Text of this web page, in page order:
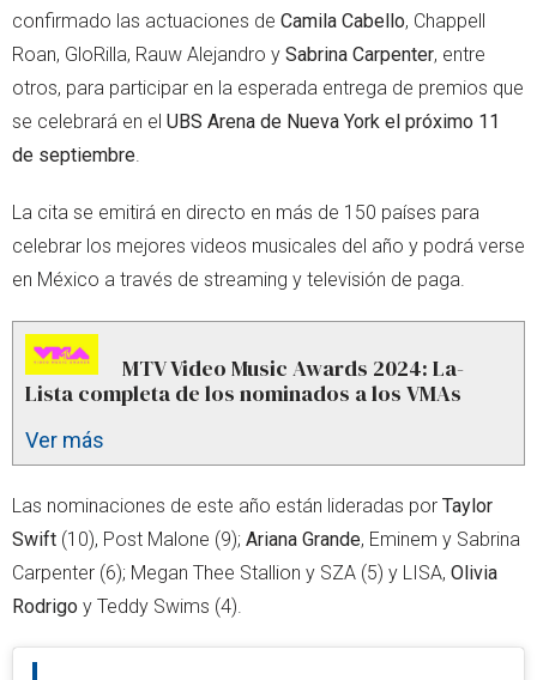
confirmado las actuaciones de Camila Cabello, Chappell
Roan, GloRilla, Rauw Alejandro y Sabrina Carpenter, entre
otros, para participar en la esperada entrega de premios que
se celebrará en el UBS Arena de Nueva York el próximo 11
de septiembre
La cita se emitirá en directo en más de 150 países para
celebrar los mejores videos musicales del año y podrá verse
en México a través de streaming y televisión de paga.
MTV Video Music Awards 2024: La-
Lista completa de los nominados a los VMAs
Ver más
Las nominaciones de este año están lideradas por Taylor
Swift (10), Post Malone (9); Ariana Grande, Eminem y Sabrina
Carpenter (6); Megan Thee Stallion y SZA (5) y LISA, Olivia
Rodrigo y Teddy Swims (4).